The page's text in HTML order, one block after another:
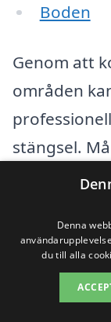
Boden
Genom att
områden
stängsel.
stängsel,
lättare för
just dina
Denna
du till alla